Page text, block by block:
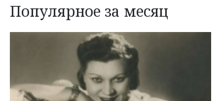
Популярное за месяц